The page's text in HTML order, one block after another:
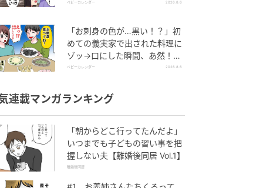
れ警察沙汰！
ベビーカレンダー 2026.8.6
「お刺身の色が…黒い！？」初
めての義実家で出された料理に
ゾッ→口にした瞬間、あ然！刺
身の正体は
ベビーカレンダー 2026.8.6
連載マンガランキング
「朝からどこ行ってたんだよ」
いつまでも子どもの習い事を把
握しない夫【離婚後同居 Vol.1】
離婚後同居